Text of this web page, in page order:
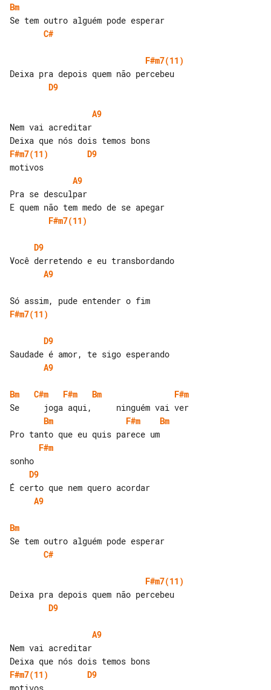
Bm
C#
F#m7(11)
D9
A9
Nem vai acreditar
F#m7(11)
D9
A9
Pra se desculpar
F#m7(11)
D9
A9
F#m7(11)
D9
A9
Bm C#m F#m Bm
F#m
Bm
F#m
Bm
F#m
D9
A9
Bm
C#
F#m7(11)
D9
A9
Nem vai acreditar
F#m7(11)
D9